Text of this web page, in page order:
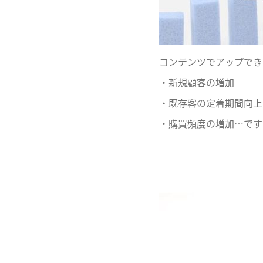
コンテンツでアップで
・新規顧客の増加
・既存客の定着期間向上
・購買頻度の増加…です